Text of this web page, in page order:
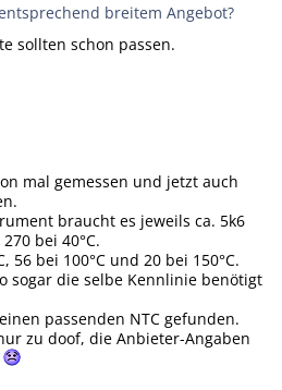
breitem Angebot?
sollten schon passen.
mal gemessen und jetzt auch
braucht es jeweils ca. 5k6
bei 40°C.
56 bei 100°C und 20 bei 150°C.
sogar die selbe Kennlinie benötigt
passenden NTC gefunden.
zu doof, die Anbieter-Angaben